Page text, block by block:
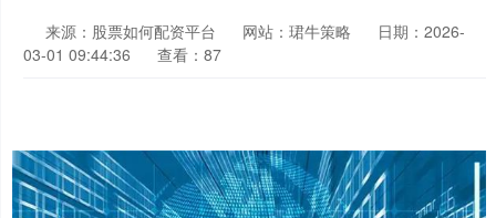
来源：股票如何配资平台 网站：珺牛策略
日期：2026-
03-01 09:44:36
查看：87